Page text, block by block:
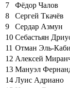
7
Фёдор Чалов
8
Сергей Ткачёв
9
Сердар Азмун
10 Себастьян
11 Отман Эль-
12 Алексей
13 Мануэл
14 Луис Адриано